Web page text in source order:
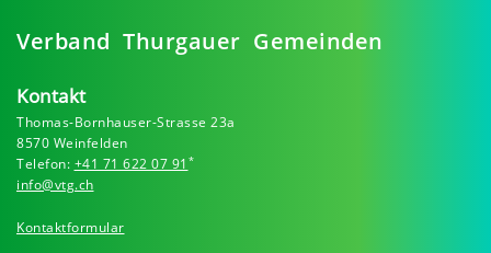
Verband Thurgauer Gemeinden
Kontakt
Thomas-Bornhauser-Strasse 23a
8570 Weinfelden
Telefon: +41 71 622 07 91 *
info@vtg.ch
Kontaktformular